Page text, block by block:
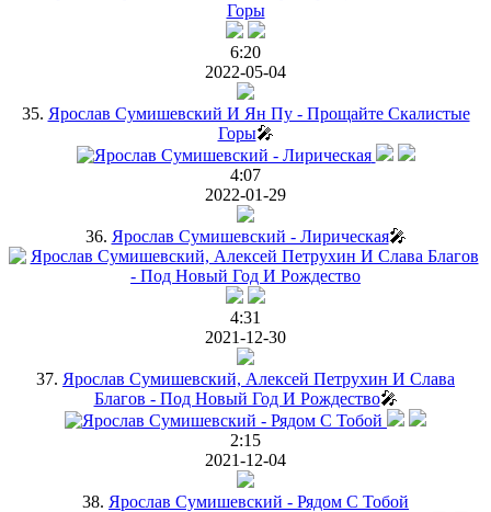
6:20
2022-05-04
35. Ярослав Сумишевский И Ян Пу - Прощайте Скалистые
Горы🎤
4:07
2022-01-29
36. Ярослав Сумишевский - Лирическая🎤
4:31
2021-12-30
37. Ярослав Сумишевский, Алексей Петрухин И Слава
Благов - Под Новый Год И Рождество🎤
2:15
2021-12-04
38. Ярослав Сумишевский - Рядом С Тобой